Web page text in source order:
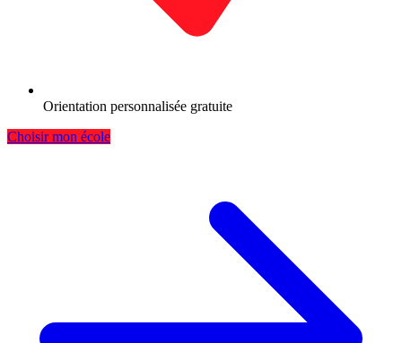
Orientation personnalisée gratuite
Choisir mon école